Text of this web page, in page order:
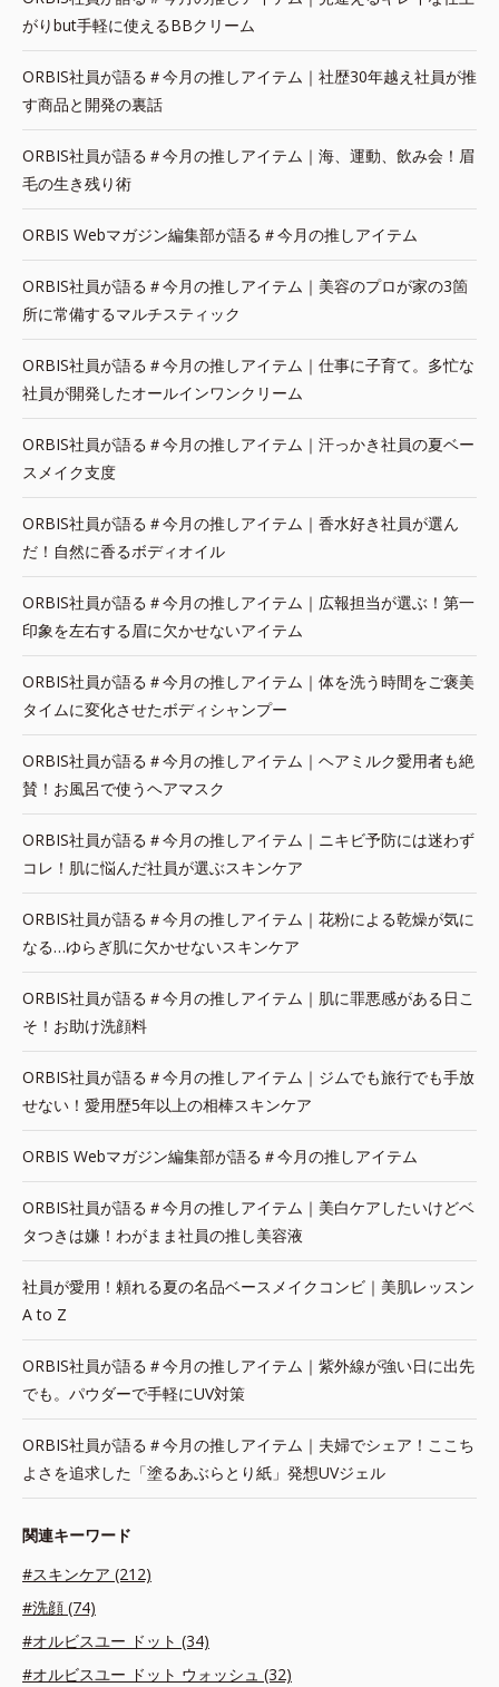
がりbut手軽に使えるBBクリーム
ORBIS社員が語る＃今月の推しアイテム｜社歴30年越え社員が推
す商品と開発の裏話
ORBIS社員が語る＃今月の推しアイテム｜海、運動、飲み会！眉
毛の生き残り術
ORBIS Webマガジン編集部が語る＃今月の推しアイテム
ORBIS社員が語る＃今月の推しアイテム｜美容のプロが家の3箇
所に常備するマルチスティック
ORBIS社員が語る＃今月の推しアイテム｜仕事に子育て。多忙な
社員が開発したオールインワンクリーム
ORBIS社員が語る＃今月の推しアイテム｜汗っかき社員の夏ベー
スメイク支度
ORBIS社員が語る＃今月の推しアイテム｜香水好き社員が選ん
だ！自然に香るボディオイル
ORBIS社員が語る＃今月の推しアイテム｜広報担当が選ぶ！第一
印象を左右する眉に欠かせないアイテム
ORBIS社員が語る＃今月の推しアイテム｜体を洗う時間をご褒美
タイムに変化させたボディシャンプー
ORBIS社員が語る＃今月の推しアイテム｜ヘアミルク愛用者も絶
賛！お風呂で使うヘアマスク
ORBIS社員が語る＃今月の推しアイテム｜ニキビ予防には迷わず
コレ！肌に悩んだ社員が選ぶスキンケア
ORBIS社員が語る＃今月の推しアイテム｜花粉による乾燥が気に
なる…ゆらぎ肌に欠かせないスキンケア
ORBIS社員が語る＃今月の推しアイテム｜肌に罪悪感がある日こ
そ！お助け洗顔料
ORBIS社員が語る＃今月の推しアイテム｜ジムでも旅行でも手放
せない！愛用歴5年以上の相棒スキンケア
ORBIS Webマガジン編集部が語る＃今月の推しアイテム
ORBIS社員が語る＃今月の推しアイテム｜美白ケアしたいけどベ
タつきは嫌！わがまま社員の推し美容液
社員が愛用！頼れる夏の名品ベースメイクコンビ｜美肌レッスン
A to Z
ORBIS社員が語る＃今月の推しアイテム｜紫外線が強い日に出先
でも。パウダーで手軽にUV対策
ORBIS社員が語る＃今月の推しアイテム｜夫婦でシェア！ここち
よさを追求した「塗るあぶらとり紙」発想UVジェル
関連キーワード
#スキンケア (212)
#洗顔 (74)
#オルビスユー ドット (34)
#オルビスユー ドット ウォッシュ (32)